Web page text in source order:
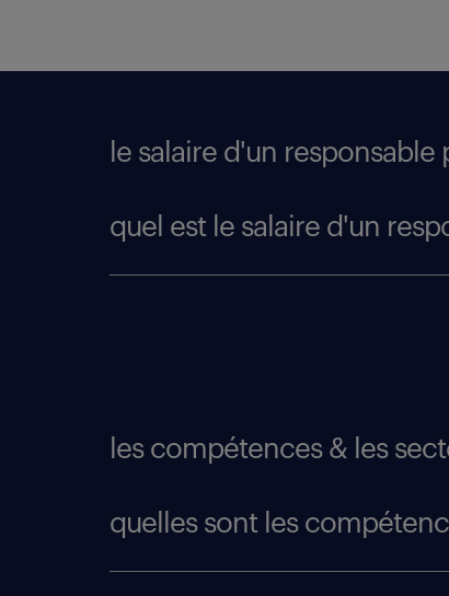
le salaire d'un
quel est le salaire d'un
les compétences & les
quelles sont les